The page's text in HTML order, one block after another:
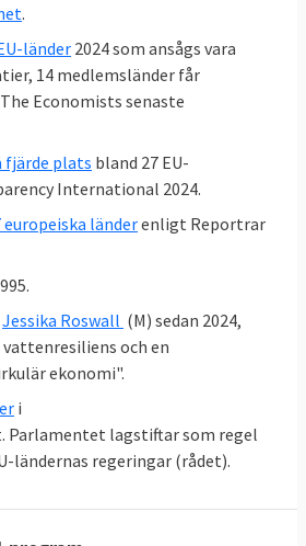
minst gick emot
är en tydlig förändring mot
av enighet står i kontrast
.
länder 2024 som ansågs vara
14 medlemsländer får
Economists senaste
fjärde plats bland 27 EU-
International 2024.
europeiska länderenligt Reportrar
Jessika Roswall (M) sedan 2024,
och en
ekonomi".
i
Parlamentet lagstiftar som regel
ländernas regeringar (rådet).